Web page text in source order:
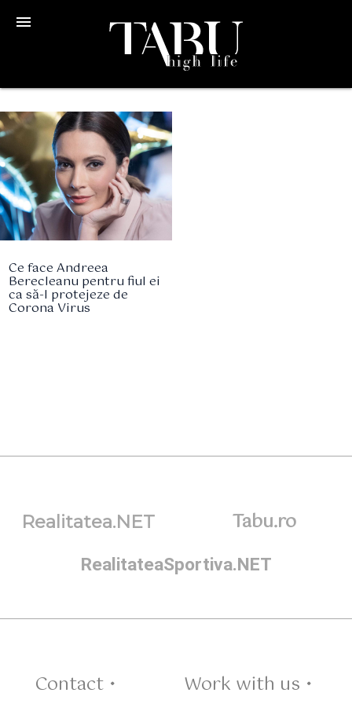
menu
Ce face Andreea
Berecleanu pentru fiul ei
ca să-l protejeze de
Corona Virus
Realitatea.NET Tabu.ro
RealitateaSportiva.NET
Contact • Work with us •